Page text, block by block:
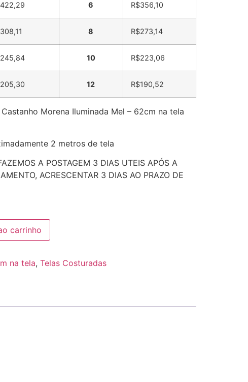
422,29 6 R$356,10
308,11 8 R$273,14
245,84 10 R$223,06
205,30 12 R$190,52
Morena Iluminada Mel – 62cm na tela
2 metros de tela
A POSTAGEM 3 DIAS UTEIS APÓS A
ACRESCENTAR 3 DIAS AO PRAZO DE
carrinho
na tela, Telas Costuradas